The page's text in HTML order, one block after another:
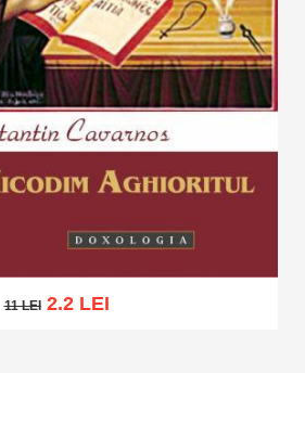
11 LEI
11 LEI2.2 LEI